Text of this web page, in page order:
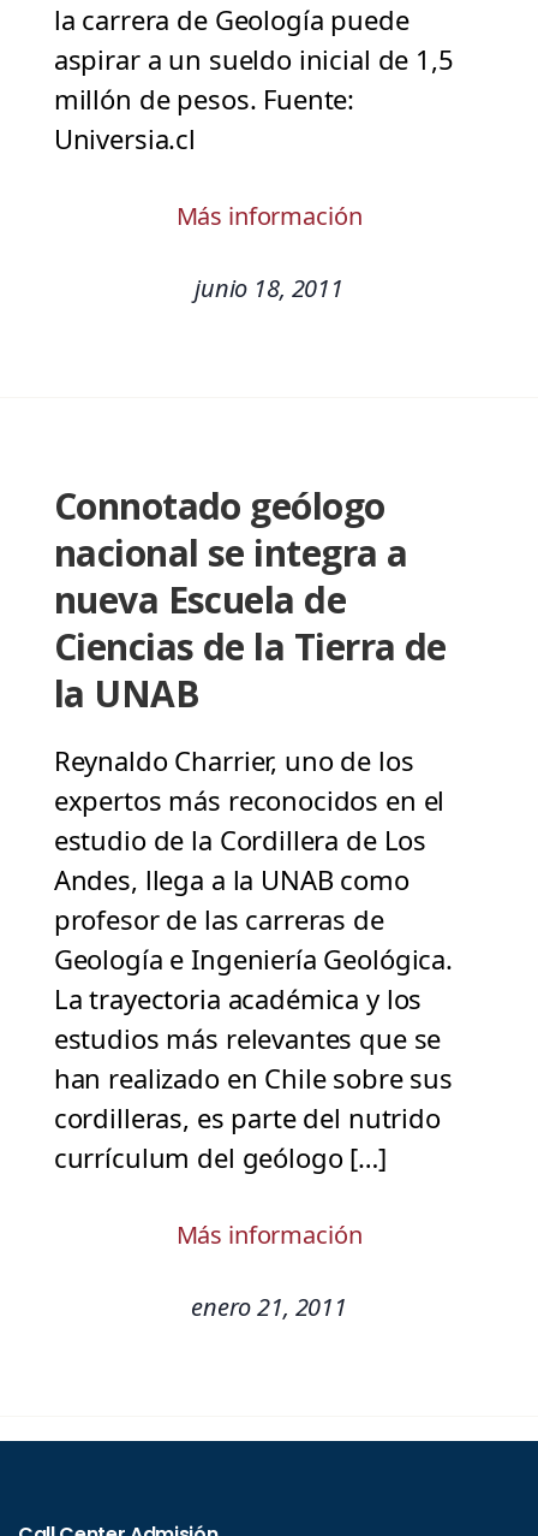
la carrera de Geología puede
aspirar a un sueldo inicial de 1,5
millón de pesos. Fuente:
Universia.cl
Más información
junio 18, 2011
Connotado geólogo
nacional se integra a
nueva Escuela de
Ciencias de la Tierra de
la UNAB
Reynaldo Charrier, uno de los
expertos más reconocidos en el
estudio de la Cordillera de Los
Andes, llega a la UNAB como
profesor de las carreras de
Geología e Ingeniería Geológica.
La trayectoria académica y los
estudios más relevantes que se
han realizado en Chile sobre sus
cordilleras, es parte del nutrido
currículum del geólogo […]
Más información
enero 21, 2011